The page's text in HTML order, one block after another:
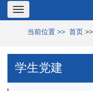
Toggle
navigation
当前位置 >> 首页 >>
学生党建